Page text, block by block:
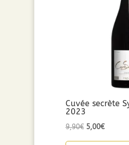
Cuvée secrète
2023
9,90€ Le
5,00€Le